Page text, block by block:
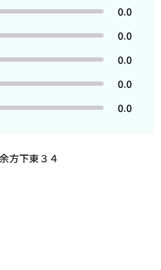
0.0
0.0
0.0
0.0
0.0
方下東３４